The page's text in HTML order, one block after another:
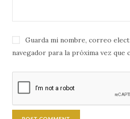
Guarda mi nombre, correo
navegador para la próxima vez que